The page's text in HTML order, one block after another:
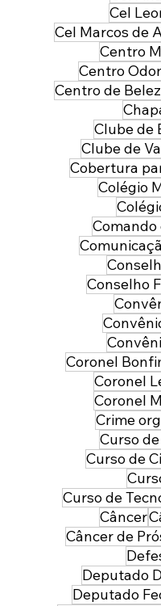
Cel
Centro
Centro
Clube de
Clube de
Cobertura
Colégio
Conselho
Coronel
Coronel
Coronel
Crime
Curso
Curso de
Curso de
Câncer
Câncer de
Deputado
Deputado